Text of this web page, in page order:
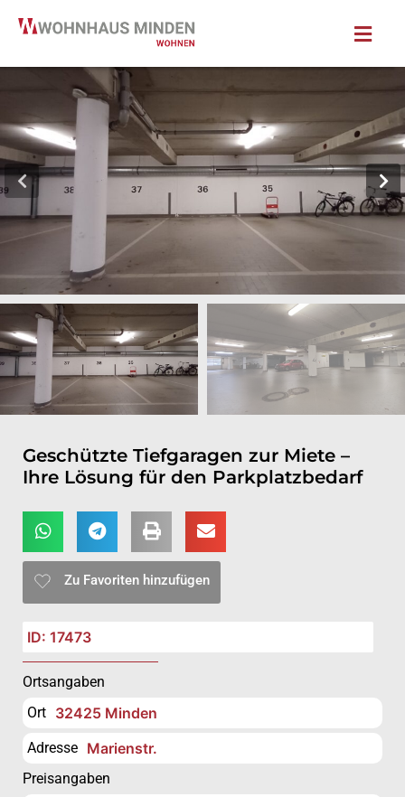
Geschützte Tiefgaragen zur Miete –
Ihre Lösung für den Parkplatzbedarf
Zu Favoriten hinzufügen
ID: 17473
Ortsangaben
Ort 32425 Minden
Adresse Marienstr.
Preisangaben